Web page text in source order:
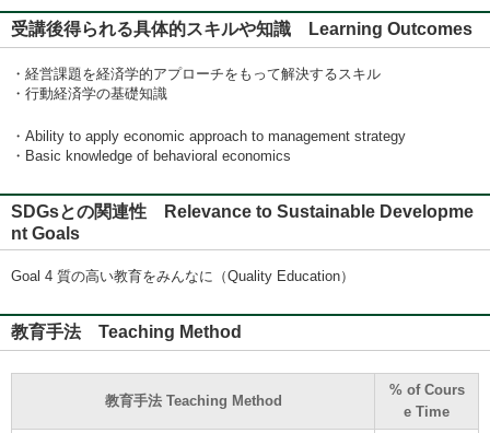
受講後得られる具体的スキルや知識 Learning Outcomes
・経営課題を経済学的アプローチをもって解決するスキル
・行動経済学の基礎知識
・Ability to apply economic approach to management strategy
・Basic knowledge of behavioral economics
SDGsとの関連性 Relevance to Sustainable Developme
nt Goals
Goal 4 質の高い教育をみんなに（Quality Education）
教育手法 Teaching Method
教育手法 Teaching Method
% of Cours
e Time